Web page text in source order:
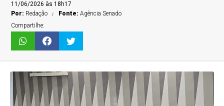
11/06/2026 às 18h17
Por: Redação Fonte:Agência Senado
Compartilhe: